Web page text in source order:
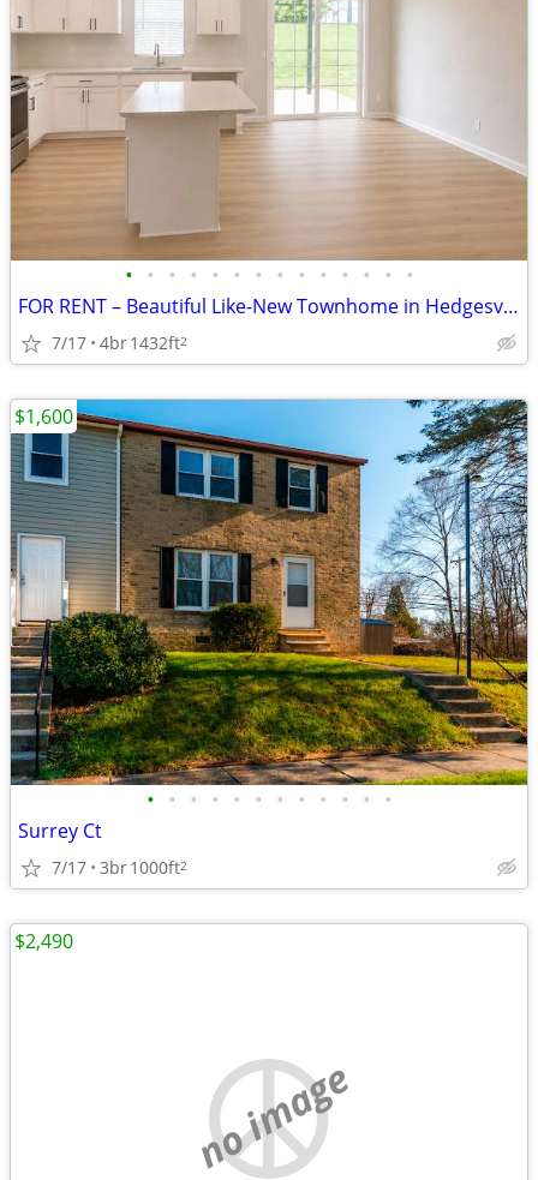
• • • • • • • • • • • • • •
FOR RENT – Beautiful Like-New Townhome in Hedgesville, WV $2,250/month
7/17 4br1432ft2
• • • • • • • • • • • •
Surrey Ct
7/17 3br1000ft2
$1,600
no image
$2,490